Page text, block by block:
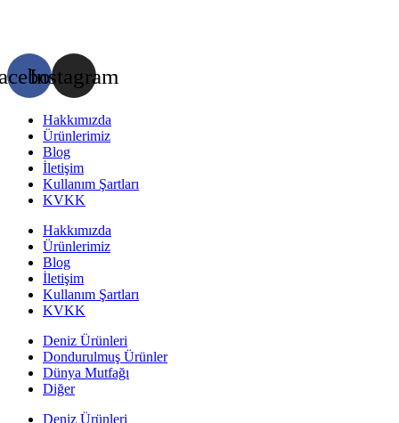
Instagram
Hakkımızda
Ürünlerimiz
Blog
İletişim
Kullanım Şartları
KVKK
Hakkımızda
Ürünlerimiz
Blog
İletişim
Kullanım Şartları
KVKK
Deniz Ürünleri
Dondurulmuş Ürünler
Dünya Mutfağı
Diğer
Deniz Ürünleri